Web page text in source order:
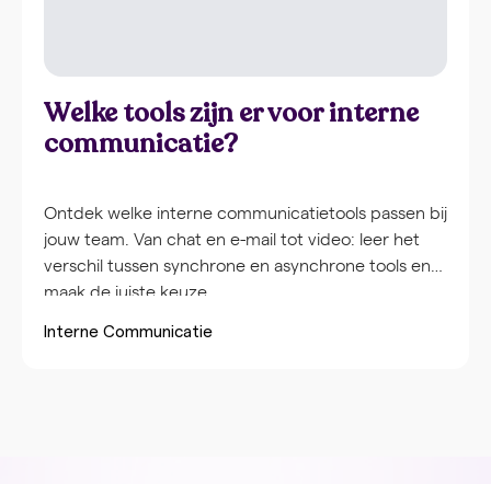
Welke tools zijn er voor interne
communicatie?
Ontdek welke interne communicatietools passen bij
jouw team. Van chat en e-mail tot video: leer het
verschil tussen synchrone en asynchrone tools en
maak de juiste keuze.
Interne Communicatie